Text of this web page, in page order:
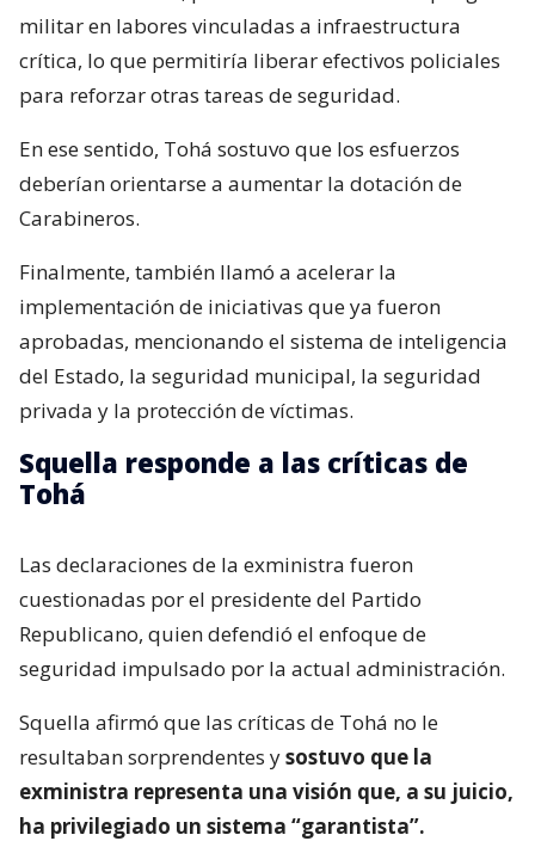
militar en labores vinculadas a infraestructura
crítica, lo que permitiría liberar efectivos policiales
para reforzar otras tareas de seguridad.
En ese sentido, Tohá sostuvo que los esfuerzos
deberían orientarse a aumentar la dotación de
Carabineros.
Finalmente, también llamó a acelerar la
implementación de iniciativas que ya fueron
aprobadas, mencionando el sistema de inteligencia
del Estado, la seguridad municipal, la seguridad
privada y la protección de víctimas.
Squella responde a las críticas de
Tohá
Las declaraciones de la exministra fueron
cuestionadas por el presidente del Partido
Republicano, quien defendió el enfoque de
seguridad impulsado por la actual administración.
Squella afirmó que las críticas de Tohá no le
resultaban sorprendentes ysostuvo que la
exministra representa una visión que, a su juicio,
ha privilegiado un sistema “garantista”.